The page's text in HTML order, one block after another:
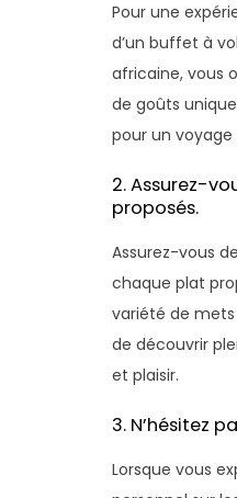
Pour une
d’un buffet à
africaine, vous
de goûts
pour un voyage
2. Assurez-
proposés.
Assurez-vous
chaque plat
variété de
de découvrir
et plaisir.
3. N’hésitez
Lorsque vous